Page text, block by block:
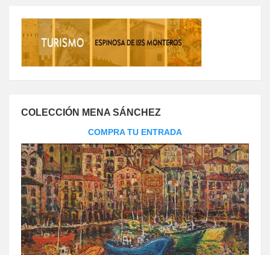
COLECCIÓN MENA SÁNCHEZ
COMPRA TU ENTRADA